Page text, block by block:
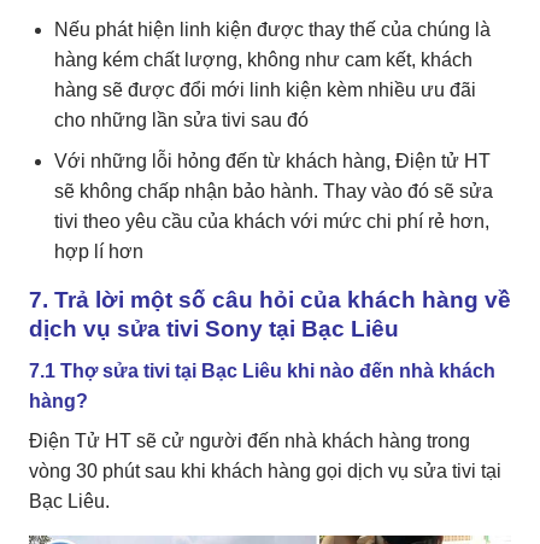
Nếu phát hiện linh kiện được thay thế của chúng là
hàng kém chất lượng, không như cam kết, khách
hàng sẽ được đổi mới linh kiện kèm nhiều ưu đãi
cho những lần sửa tivi sau đó
Với những lỗi hỏng đến từ khách hàng, Điện tử HT
sẽ không chấp nhận bảo hành. Thay vào đó sẽ sửa
tivi theo yêu cầu của khách với mức chi phí rẻ hơn,
hợp lí hơn
7. Trả lời một số câu hỏi của khách hàng về
dịch vụ sửa tivi Sony tại Bạc Liêu
7.1 Thợ sửa tivi tại Bạc Liêu khi nào đến nhà khách
hàng?
Điện Tử HT sẽ cử người đến nhà khách hàng trong
vòng 30 phút sau khi khách hàng gọi dịch vụ sửa tivi tại
Bạc Liêu.